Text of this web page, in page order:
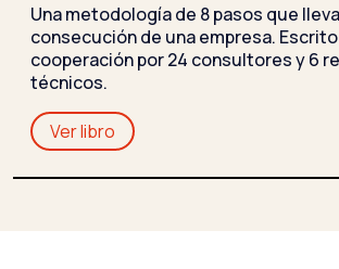
Una metodología de 8 pasos que
consecución de una empresa.
cooperación por 24 consultores y 6
técnicos.
Ver libro